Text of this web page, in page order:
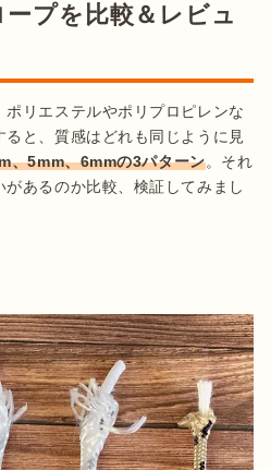
プを比較＆レビュ
リエステルやポリプロピレンな
と、質感はどれも同じように見
、5mm、6mmの3パターン。それ
あるのか比較、検証してみまし